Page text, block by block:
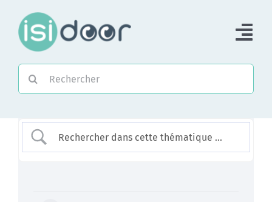
contenu
Piloter un réseau